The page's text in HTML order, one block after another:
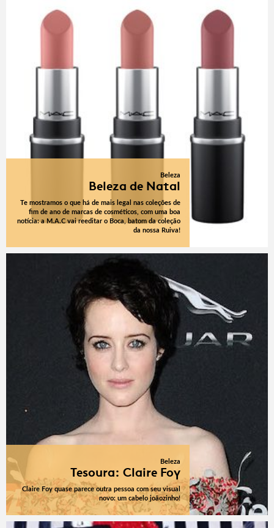
Beleza
Beleza de Natal
Te mostramos o que há de mais legal nas coleções de
fim de ano de marcas de cosméticos, com uma boa
notícia: a M.A.C vai reeditar o Boca, batom da coleção
da nossa Ruiva!
Beleza
Tesoura: Claire Foy
Claire Foy quase parece outra pessoa com seu visual
novo: um cabelo joãozinho!